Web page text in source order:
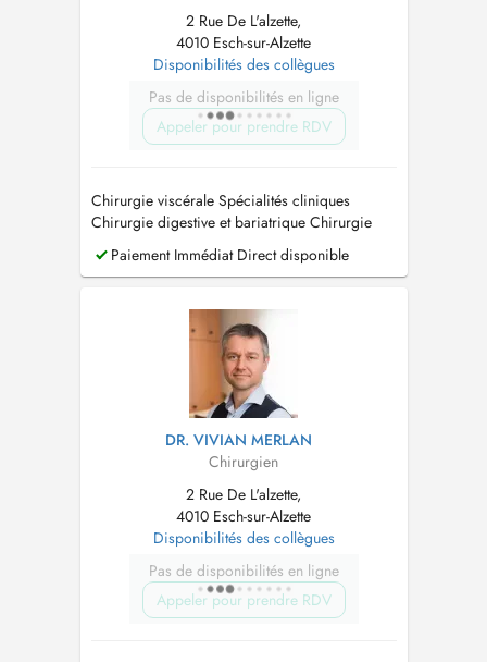
2 Rue De L'alzette,
4010 Esch-sur-Alzette
Disponibilités des collègues
Pas de disponibilités en ligne
Appeler pour prendre RDV
Chirurgie viscérale Spécialités cliniques
Chirurgie digestive et bariatrique Chirurgie
oncologique Chirurgie pariétale
Paiement Immédiat Direct disponible
DR. VIVIAN MERLAN
Chirurgien
2 Rue De L'alzette,
4010 Esch-sur-Alzette
Disponibilités des collègues
Pas de disponibilités en ligne
Appeler pour prendre RDV